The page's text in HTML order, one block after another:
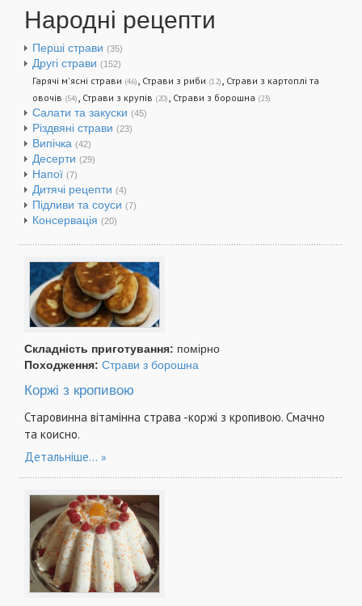
Народні рецепти
Перші страви (35)
Другі страви (152)
Гарячі м'ясні страви (46), Страви з риби (12), Страви з картоплі та
овочів (54), Страви з крупів (20), Страви з борошна (23)
Салати та закуски (45)
Різдвяні страви (23)
Випічка (42)
Десерти (29)
Напої (7)
Дитячі рецепти (4)
Підливи та соуси (7)
Консервація (20)
Складність приготування: помірно
Походження: Страви з борошна
Коржі з кропивою
Старовинна вітамінна страва -коржі з кропивою. Смачно
та коисно.
Детальніше...